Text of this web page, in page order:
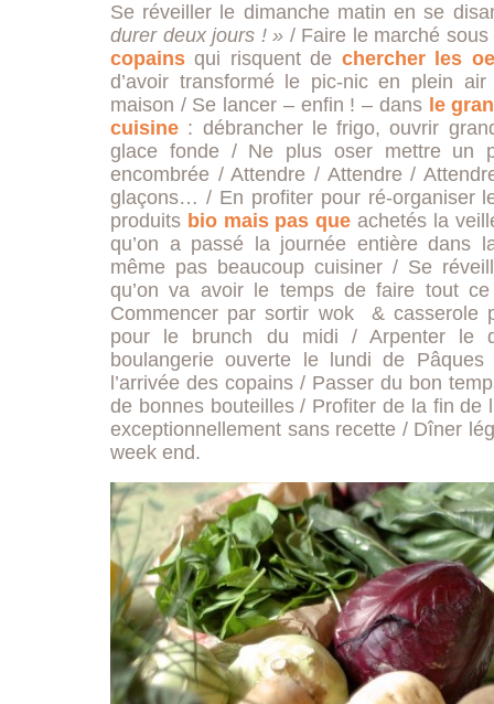
Se réveiller le dimanche matin en se
durer deux jours ! » / Faire le marché
copains qui risquent de chercher les
d’avoir transformé le pic-nic en plein
maison / Se lancer – enfin ! – dans le
cuisine : débrancher le frigo, ouvrir
glace fonde / Ne plus oser mettre un
encombrée / Attendre / Attendre /
glaçons… / En profiter pour ré-organiser
produits bio mais pas que achetés la
qu’on a passé la journée entière dans
même pas beaucoup cuisiner / Se
qu’on va avoir le temps de faire tout
Commencer par sortir wok & casserole
pour le brunch du midi / Arpenter le
boulangerie ouverte le lundi de
l’arrivée des copains / Passer du bon
de bonnes bouteilles / Profiter de la fin de
exceptionnellement sans recette / Dîner
week end.